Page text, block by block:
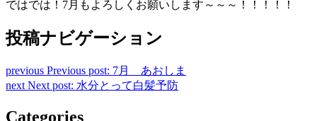
ではでは！7月もよろしくお願いします～～～！！！！！
投稿ナビゲーション
previous Previous post: 7月 あおしま
next Next post: 水分とって白髪予防
Categories